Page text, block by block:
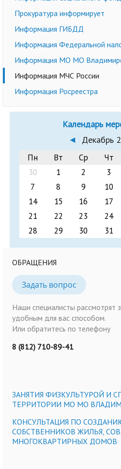
Прокуратура информирует
Информация ГИБДД
Информация Федеральной
Информация МО МО
Информация МЧС России
Информация Росреестра
Календарь
◄
Декабрь
Пн Вт Ср Чт
30
1 2 3
7
8 9 10
14
15 16 17
21
22 23 24
28
29 30 31
ОБРАЩЕНИЯ
Задать вопрос
Наши специалисты рассмотрят
удобным для вас способом.
Или обратитесь по телефону
8 (812) 710-89-41
ЗАНЯТИЯ ФИЗКУЛЬТУРОЙ И
ТЕРРИТОРИИ МО МО
КОНСУЛЬТАЦИЯ ПО
СОБСТВЕННИКОВ ЖИЛЬЯ,
МНОГОКВАРТИРНЫХ ДОМОВ